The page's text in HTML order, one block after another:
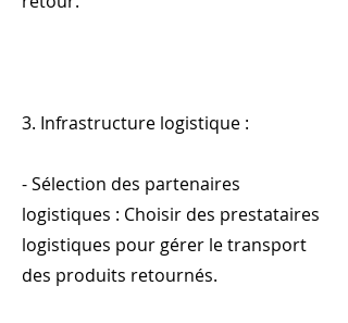
3. Infrastructure logistique :
- Sélection des partenaires
logistiques : Choisir des prestataires
logistiques pour gérer le transport
des produits retournés.